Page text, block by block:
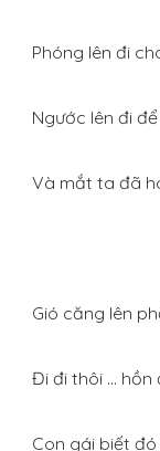
Phóng lên đi
Ngước lên đi
Và mắt ta đã
Gió căng lên
Đi đi thôi … hồn
Con gái biết